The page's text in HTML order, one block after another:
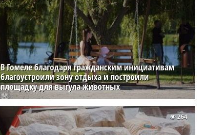
В Гомеле благодаря гражданским инициативам
благоустроили зону отдыха и построили
площадку для выгула животных
264